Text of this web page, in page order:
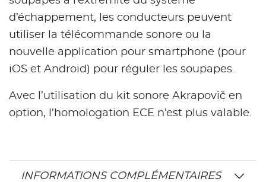
d’échappement, les conducteurs peuvent
utiliser la télécommande sonore ou la
nouvelle application pour smartphone (pour
iOS et Android) pour réguler les soupapes.
Avec l’utilisation du kit sonore Akrapovič en
option, l’homologation ECE n’est plus valable.
INFORMATIONS COMPLÉMENTAIRES